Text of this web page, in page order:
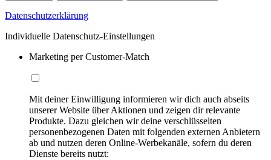
Datenschutzerklärung
Individuelle Datenschutz-Einstellungen
Marketing per Customer-Match
Mit deiner Einwilligung informieren wir dich auch abseits
unserer Website über Aktionen und zeigen dir relevante
Produkte. Dazu gleichen wir deine verschlüsselten
personenbezogenen Daten mit folgenden externen Anbietern
ab und nutzen deren Online-Werbekanäle, sofern du deren
Dienste bereits nutzt: